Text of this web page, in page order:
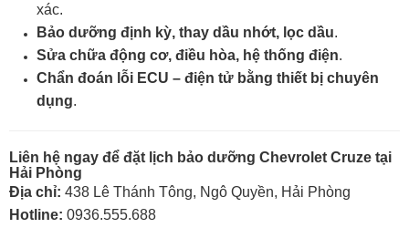
xác.
Bảo dưỡng định kỳ, thay dầu nhớt, lọc dầu.
Sửa chữa động cơ, điều hòa, hệ thống điện.
Chẩn đoán lỗi ECU – điện tử bằng thiết bị chuyên
dụng.
Liên hệ ngay để đặt lịch bảo dưỡng Chevrolet Cruze tại
Hải Phòng
Địa chỉ: 438 Lê Thánh Tông, Ngô Quyền, Hải Phòng
Hotline: 0936.555.688